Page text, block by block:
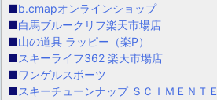
■b.cmapオンラインショップ
■白馬ブルークリフ楽天市場店
■山の道具 ラッピー（楽P）
■スキーライフ362 楽天市場店
■ワンゲルスポーツ
■スキーチューンナップ ＳＣＩＭＥＮＴＥ